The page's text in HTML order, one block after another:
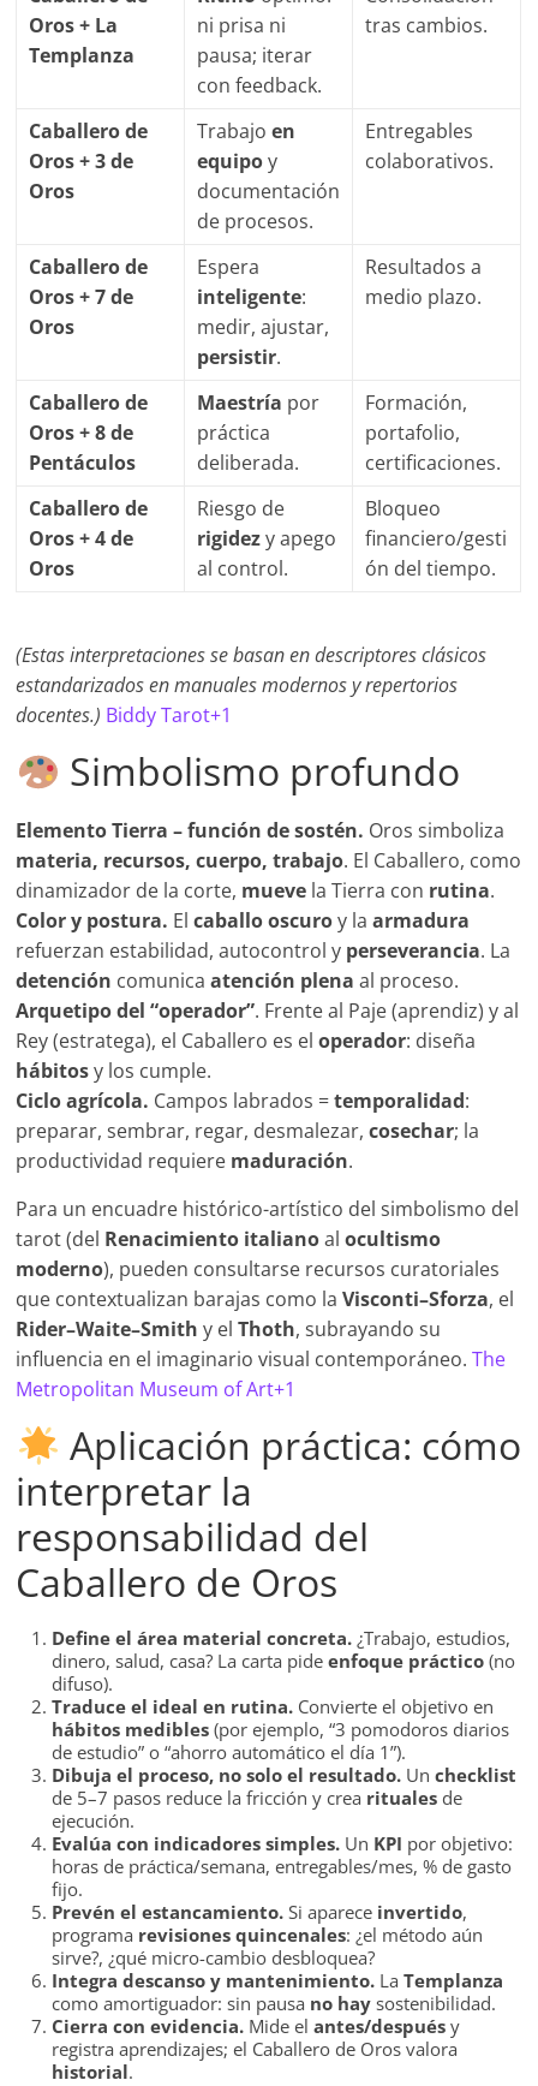
Oros + La
Templanza
ni prisa ni
pausa; iterar
con feedback.
tras cambios.
Caballero de
Oros + 3 de
Oros
Trabajoen
equipoy
documentación
de procesos.
Entregables
colaborativos.
Caballero de
Oros + 7 de
Oros
Espera
inteligente:
medir, ajustar,
persistir.
Resultados a
medio plazo.
Caballero de
Oros + 8 de
Pentáculos
Maestría por
práctica
deliberada.
Formación,
portafolio,
certificaciones.
Caballero de
Oros + 4 de
Oros
Riesgo de
rigidezy apego
al control.
Bloqueo
financiero/gesti
ón del tiempo.
(Estas interpretaciones se basan en descriptores clásicos
estandarizados en manuales modernos y repertorios
docentes.) Biddy Tarot+1
Simbolismo profundo
Elemento Tierra – función de sostén. Oros simboliza
materia, recursos, cuerpo, trabajo. El Caballero, como
dinamizador de la corte, mueve la Tierra con rutina.
Color y postura. Elcaballo oscuroy laarmadura
refuerzan estabilidad, autocontrol y perseverancia. La
detención comunicaatención plena al proceso.
Arquetipo del “operador”. Frente al Paje (aprendiz) y al
Rey (estratega), el Caballero es eloperador: diseña
hábitosy los cumple.
Ciclo agrícola. Campos labrados =temporalidad:
preparar, sembrar, regar, desmalezar,cosechar; la
productividad requiere maduración.
Para un encuadre histórico-artístico del simbolismo del
tarot (del Renacimiento italianoalocultismo
moderno), pueden consultarse recursos curatoriales
que contextualizan barajas como laVisconti–Sforza, el
Rider–Waite–Smith y elThoth, subrayando su
influencia en el imaginario visual contemporáneo.The
Metropolitan Museum of Art+1
Aplicación práctica: cómo
interpretar la
responsabilidad del
Caballero de Oros
Define el área material concreta. ¿Trabajo, estudios,
dinero, salud, casa? La carta pideenfoque práctico (no
difuso).
Traduce el ideal en rutina. Convierte el objetivo en
hábitos medibles (por ejemplo, “3 pomodoros diarios
de estudio” o “ahorro automático el día 1”).
Dibuja el proceso, no solo el resultado. Unchecklist
de 5–7 pasos reduce la fricción y crea rituales de
ejecución.
Evalúa con indicadores simples. Un KPI por objetivo:
horas de práctica/semana, entregables/mes, % de gasto
fijo.
Prevén el estancamiento. Si aparece invertido,
programa revisiones quincenales: ¿el método aún
sirve?, ¿qué micro-cambio desbloquea?
Integra descanso y mantenimiento. LaTemplanza
como amortiguador: sin pausa no hay sostenibilidad.
Cierra con evidencia. Mide elantes/después y
registra aprendizajes; el Caballero de Oros valora
historial.